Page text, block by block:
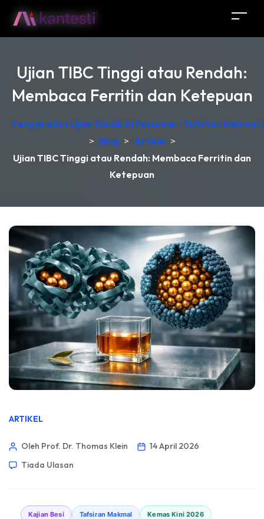
Ujian TIBC Tinggi atau Rendah:
Membaca Ferritin dan Ketepuan
Penganalisis Ujian Darah AI Percuma – Tafsiran
> Blog > Artikel >
Ujian TIBC Tinggi atau Rendah: Membaca Ferritin dan
Ketepuan
ARTIKEL
Oleh Prof. Dr. Thomas Klein
14 April 2026
Tiada Ulasan
Kajian Besi Tafsiran Makmal Kemas Kini 2026